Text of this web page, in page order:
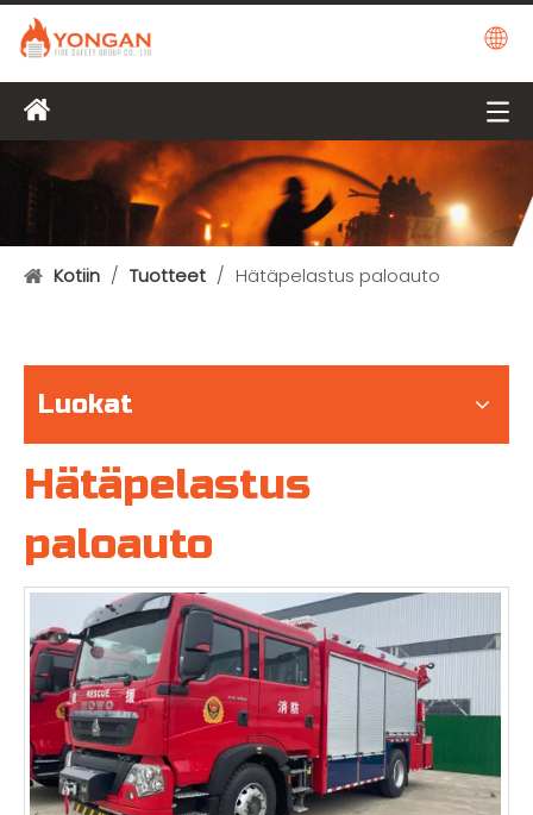
Kotiin / Tuotteet / Hätäpelastus paloauto
Luokat
Hätäpelastus
paloauto